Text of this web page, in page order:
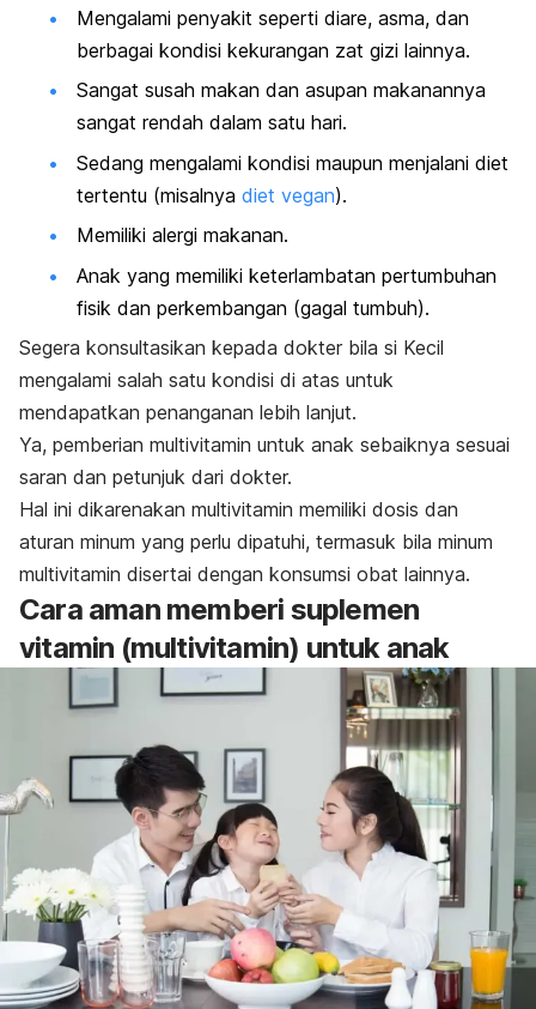
Mengalami penyakit seperti diare, asma, dan
berbagai kondisi kekurangan zat gizi lainnya.
Sangat susah makan dan asupan makanannya
sangat rendah dalam satu hari.
Sedang mengalami kondisi maupun menjalani diet
tertentu (misalnya diet vegan).
Memiliki alergi makanan.
Anak yang memiliki keterlambatan pertumbuhan
fisik dan perkembangan (gagal tumbuh).
Segera konsultasikan kepada dokter bila si Kecil
mengalami salah satu kondisi di atas untuk
mendapatkan penanganan lebih lanjut.
Ya, pemberian multivitamin untuk anak sebaiknya sesuai
saran dan petunjuk dari dokter.
Hal ini dikarenakan multivitamin memiliki dosis dan
aturan minum yang perlu dipatuhi, termasuk bila minum
multivitamin disertai dengan konsumsi obat lainnya.
Cara aman memberi suplemen
vitamin (multivitamin) untuk anak